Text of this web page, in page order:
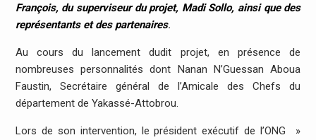
François, du superviseur du projet, Madi Sollo, ainsi que des
représentants et des partenaires.
Au cours du lancement dudit projet, en présence de
nombreuses personnalités dont Nanan N’Guessan Aboua
Faustin, Secrétaire général de l’Amicale des Chefs du
département de Yakassé-Attobrou.
Lors de son intervention, le président exécutif de l’ONG »